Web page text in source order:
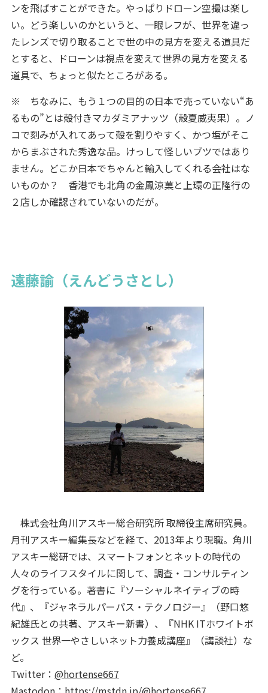
ンを飛ばすことができた。やっぱりドローン空撮は楽し
い。どう楽しいのかというと、一眼レフが、世界を違っ
たレンズで切り取ることで世の中の見方を変える道具だ
とすると、ドローンは視点を変えて世界の見方を変える
道具で、ちょっと似たところがある。
※ ちなみに、もう１つの目的の日本で売っていない“あ
るもの”とは殻付きマカダミアナッツ（殼夏威夷果）。ノ
コで刻みが入れてあって殻を割りやすく、かつ塩がそこ
からまぶされた秀逸な品。けっして怪しいブツではあり
ません。どこか日本でちゃんと輸入してくれる会社はな
いものか？ 香港でも北角の金鳳涼菓と上環の正隆行の
２店しか確認されていないのだが。
遠藤諭（えんどうさとし）
株式会社角川アスキー総合研究所 取締役主席研究員。
月刊アスキー編集長などを経て、2013年より現職。角川
アスキー総研では、スマートフォンとネットの時代の
人々のライフスタイルに関して、調査・コンサルティン
グを行っている。著書に『ソーシャルネイティブの時
代』、『ジャネラルパーパス・テクノロジー』（野口悠
紀雄氏との共著、アスキー新書）、『NHK ITホワイトボ
ックス 世界一やさしいネット力養成講座』（講談社）な
ど。
Twitter： @hortense667